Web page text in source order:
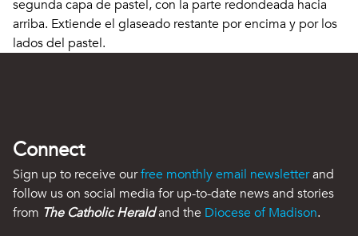
segunda capa de pastel, con la parte redondeada hacia
arriba. Extiende el glaseado restante por encima y por los
lados del pastel.
Connect
Sign up to receive ourfree monthly email newsletterand
follow us on social media for up-to-date news and stories
from The Catholic Heraldand the Diocese of Madison.